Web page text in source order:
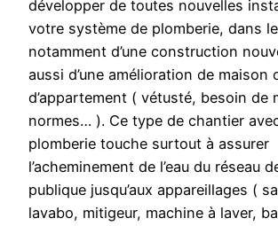
développer de toutes nouvelles
votre système de plomberie, dans
notamment d’une construction
aussi d’une amélioration de maison
d’appartement ( vétusté, besoin de
normes… ). Ce type de chantier
plomberie touche surtout à assurer
l’acheminement de l’eau du réseau
publique jusqu’aux appareillages (
lavabo, mitigeur, machine à laver,